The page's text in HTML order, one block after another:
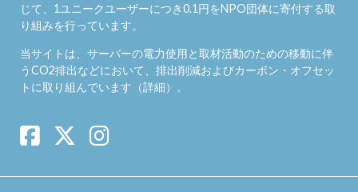
じて、1ユニークユーザーにつき0.1円をNPO団体に寄付する取
り組みを行っています。
当サイトは、サーバーの電力使用と取材活動のための移動に伴
うCO2排出などにおいて、排出削減およびカーボン・オフセッ
トに取り組んでいます（詳細）。